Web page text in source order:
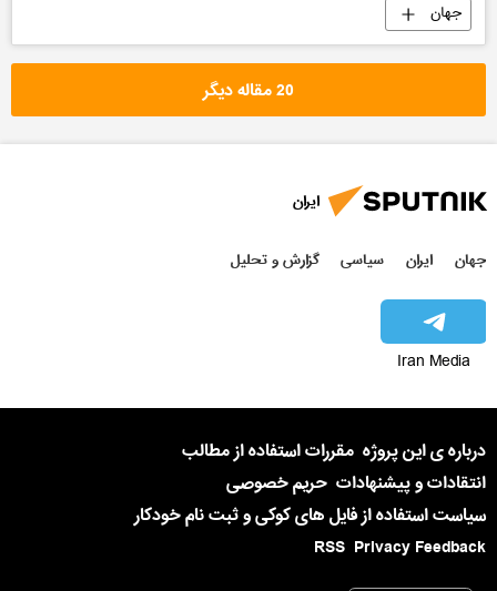
جهان
20 مقاله دیگر
ایران
جهان ایران سیاسی گزارش و تحلیل
Iran Media
درباره ی این پروژه مقررات استفاده از مطالب
انتقادات و پیشنهادات حریم خصوصی
سیاست استفاده از فایل های کوکی و ثبت نام خودکار
Privacy Feedback
RSS